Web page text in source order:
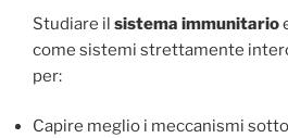
Studiare il sistema immunitario
come sistemi strettamente
per:
Capire meglio i meccanismi